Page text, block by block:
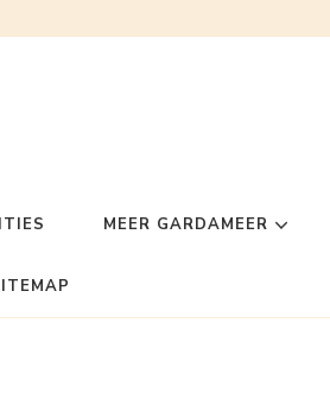
MEER GARDAMEER